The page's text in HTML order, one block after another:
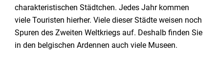
charakteristischen Städtchen. Jedes Jahr kommen
viele Touristen hierher. Viele dieser Städte weisen noch
Spuren des Zweiten Weltkriegs auf. Deshalb finden Sie
in den belgischen Ardennen auch viele Museen.